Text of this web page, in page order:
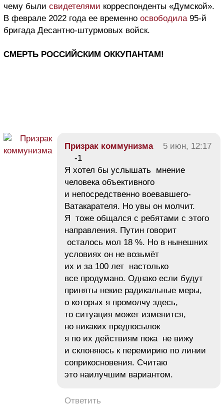
чему были свидетелями корреспонденты «Думской».
В феврале 2022 года ее временно освободила95-й
бригада Десантно-штурмовых войск.
СМЕРТЬ РОССИЙСКИМ ОККУПАНТАМ!
Призрак коммунизма
5 июн, 12:17
-1
Я хотел бы услышать мнение
человека объективного
и непосредственно воевавшего-
Ватакарателя. Но увы он молчит.
Я тоже общался с ребятами с этого
направления. Путин говорит
осталось мол 18 %. Но в нынешних
условиях он не возьмёт
их и за 100 лет настолько
все продумано. Однако если будут
приняты некие радикальные меры,
о которых я промолчу здесь,
то ситуация может изменится,
но никаких предпосылок
я по их действиям пока не вижу
и склоняюсь к перемирию по линии
соприкосновения. Считаю
это наилучшим вариантом.
Ответить